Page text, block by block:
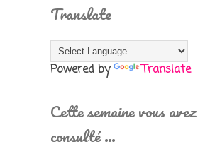
Translate
Powered by Translate
Cette semaine vous avez
consulté …